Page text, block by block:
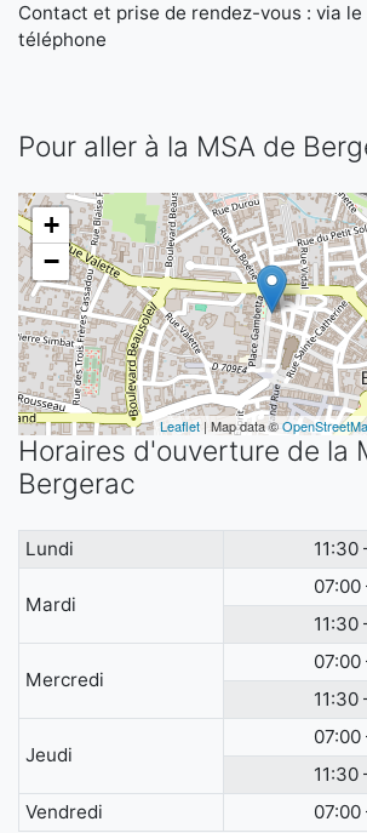
Contact et prise de rendez-vous : via
téléphone
Pour aller à la MSA de
+
−
Leaflet | Map data ©
Horaires d'ouverture de la
Bergerac
Lundi
Mardi
Mercredi
Jeudi
Vendredi